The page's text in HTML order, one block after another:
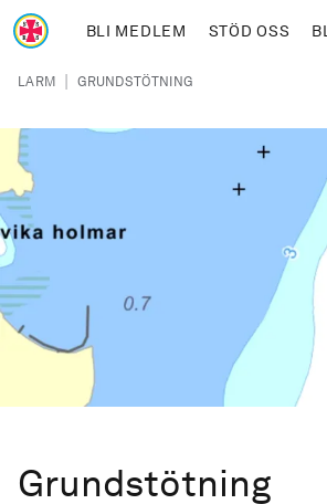
Hoppa till huvudinnehåll
BLI MEDLEM STÖD OSS
Länkstig
LARM | GRUNDSTÖTNING
Grundstötning